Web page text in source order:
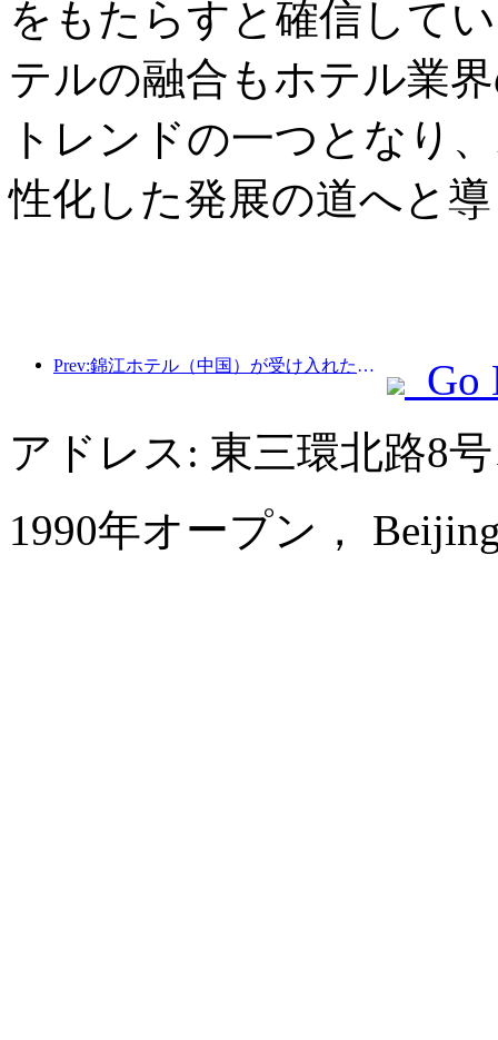
をもたらすと確信して
テルの融合もホテル業
トレンドの一つとなり
性化した発展の道へと
Prev:錦江ホテル（中国）が受け入れた外国人観光客数は前年比9倍以上増加
Go
アドレス: 東三環北路8
1990年オープン，